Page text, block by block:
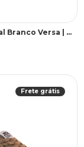
Tênis Casual Branco Versa | Olympikus
Frete grátis